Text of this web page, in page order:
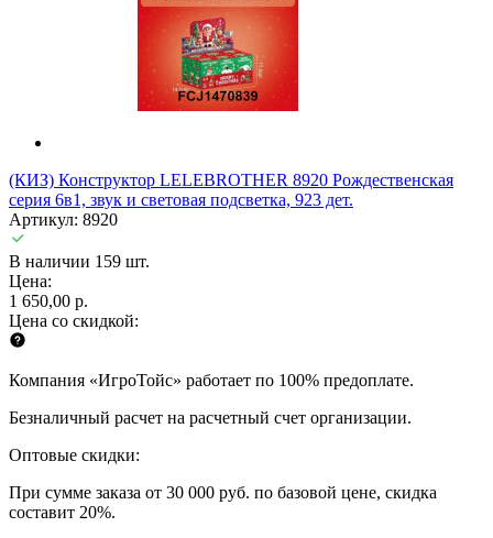
(КИЗ) Конструктор LELEBROTHER 8920 Рождественская
серия 6в1, звук и световая подсветка, 923 дет.
Артикул: 8920
В наличии 159 шт.
Цена:
1 650,00 р.
Цена со скидкой:
Компания «ИгроТойс» работает по 100% предоплате.
Безналичный расчет на расчетный счет организации.
Оптовые скидки:
При сумме заказа от 30 000 руб. по базовой цене, скидка
составит 20%.